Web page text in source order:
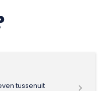
tussenuit